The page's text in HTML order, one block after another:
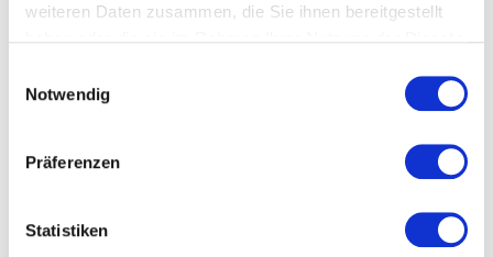
weiteren Daten zusammen, die Sie ihnen bereitgestellt
Cookies, wenn Sie unsere Webseite weiterhin nutzen.
Notwendig
Präferenzen
Statistiken